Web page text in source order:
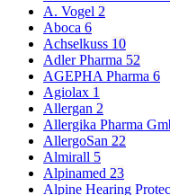
A. Vogel 2
Aboca 6
Achselkuss 10
Adler Pharma 52
AGEPHA Pharma 6
Agiolax 1
Allergan 2
Allergika Pharma
AllergoSan 22
Almirall 5
Alpinamed 23
Alpine Hearing